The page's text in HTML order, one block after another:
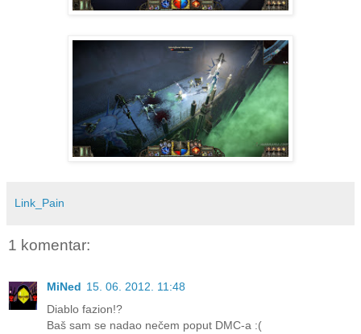
Link_Pain
1 komentar:
MiNed 15. 06. 2012. 11:48
Diablo fazion!?
Baš sam se nadao nečem poput DMC-a :(